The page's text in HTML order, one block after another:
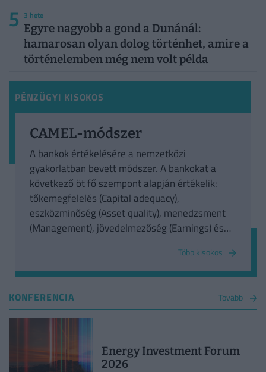
5 3 hete
Egyre nagyobb a gond a Dunánál:
hamarosan olyan dolog történhet, amire a
történelemben még nem volt példa
PÉNZÜGYI KISOKOS
CAMEL-módszer
A bankok értékelésére a nemzetközi
gyakorlatban bevett módszer. A bankokat a
következő öt fő szempont alapján értékelik:
tőkemegfelelés (Capital adequacy),
eszközminőség (Asset quality), menedzsment
(Management), jövedelmezőség (Earnings) és
Több kisokos
KONFERENCIA Tovább
Energy Investment Forum
2026